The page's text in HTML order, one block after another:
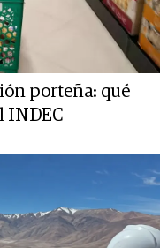
porteña: qué
INDEC